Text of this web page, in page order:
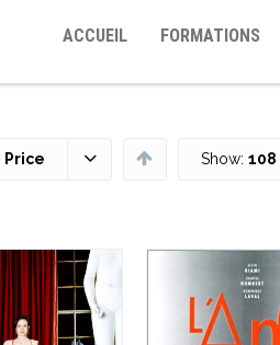
ACCUEIL FORMATIONS
Price Show: